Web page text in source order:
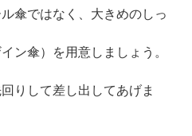
傘ではなく、大きめのしっ
ン傘）を用意しましょう。
りして差し出してあげま